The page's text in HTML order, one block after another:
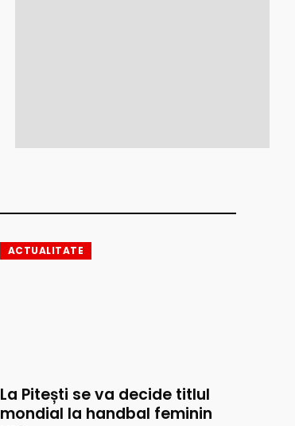
ACTUALITATE
La Pitești se va decide titlul
mondial la handbal feminin